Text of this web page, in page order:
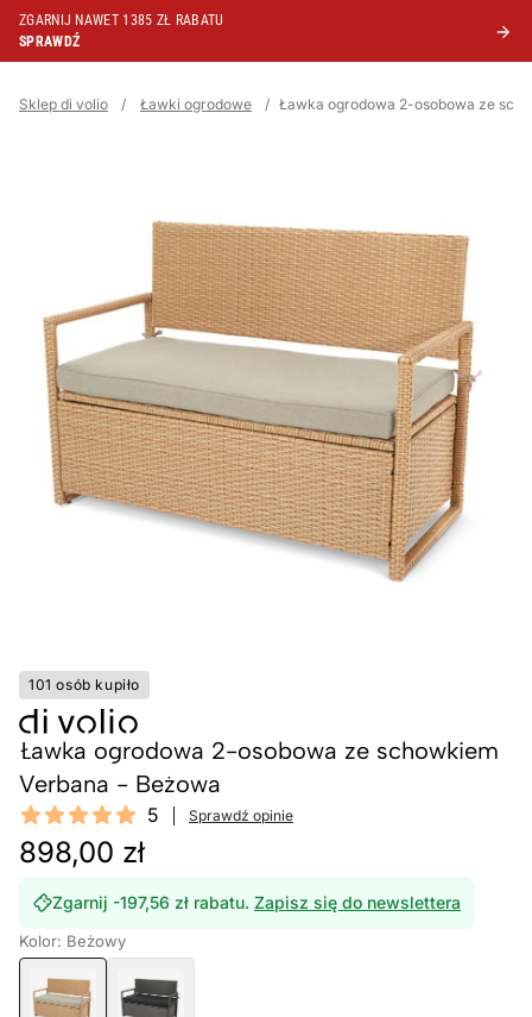
ZGARNIJ NAWET 1385 ZŁ RABATU
SPRAWDŹ
Sklep di volio / Ławki ogrodowe / Ławka ogrodowa 2-osobowa ze
101 osób kupiło
Ławka ogrodowa 2-osobowa ze schowkiem
Verbana - Beżowa
Reviews
5 out of 5 stars 5 Sprawdź opinie
898,00 zł
Zgarnij -197,56 zł rabatu. Zapisz się do newslettera
Kolor: Beżowy